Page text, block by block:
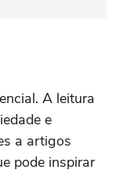
A leitura
e
a artigos
pode inspirar